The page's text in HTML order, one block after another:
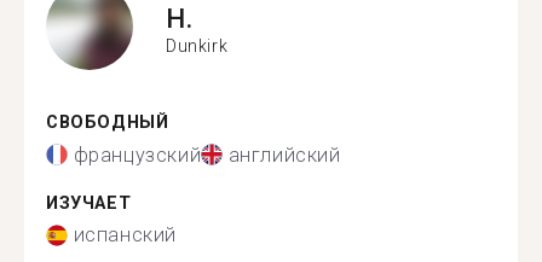
H.
Dunkirk
СВОБОДНЫЙ
французский английский
ИЗУЧАЕТ
испанский